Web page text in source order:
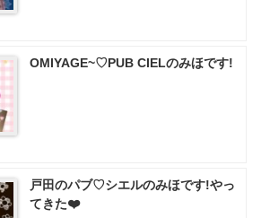
OMIYAGE~♡PUB CIELのみほです!
戸田のパブ♡ シエルのみほです!やっ
てきた❤️